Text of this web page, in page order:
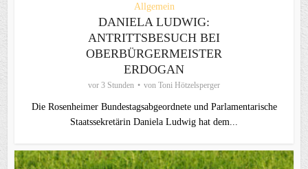
Allgemein
DANIELA LUDWIG:
ANTRITTSBESUCH BEI
OBERBÜRGERMEISTER
ERDOGAN
vor 3 Stunden von Toni Hötzelsperger
Die Rosenheimer Bundestagsabgeordnete und Parlamentarische
Staatssekretärin Daniela Ludwig hat dem...